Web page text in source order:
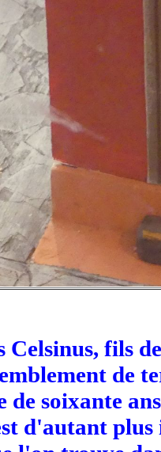
Celsinus, fils
de
soixante
d'autant plus